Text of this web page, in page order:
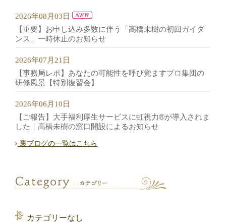
2026年08月03日
【重要】お申し込み多数に伴う「高橋未樹の初回ガイダ
ンス」一時休止のお知らせ
2026年07月21日
【事務局レポ】あなたの可能性を呼び覚ますプロ集団の
研修風景【特別復習会】
2026年06月10日
【ご報告】大手福利厚生サービスに虹視力®︎が導入されま
した｜高橋未樹の窓口開設によるお知らせ
裏ブログの一覧はこちら
カテゴリーなし